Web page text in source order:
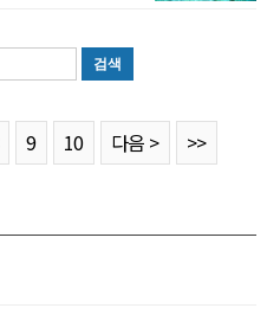
9 10 다음 > >>